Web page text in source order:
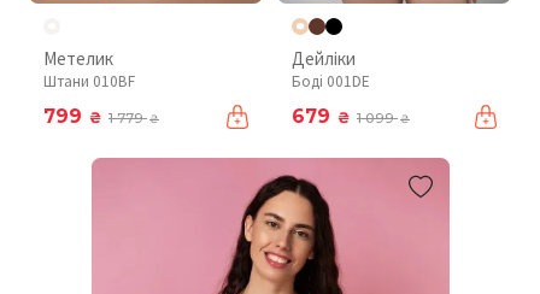
Метелик
Штани 010BF
799 ₴ 1 779₴
Дейліки
Боді 001DE
679 ₴ 1 099₴